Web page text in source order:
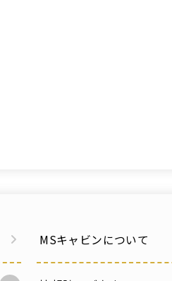
MSキャビンについて